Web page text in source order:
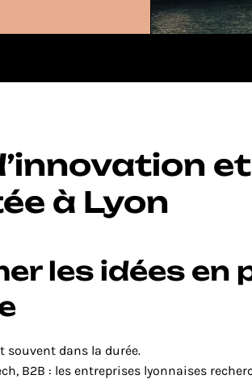
à Lyon
les idées en
souvent dans la durée.
B2B : les entreprises lyonnaises